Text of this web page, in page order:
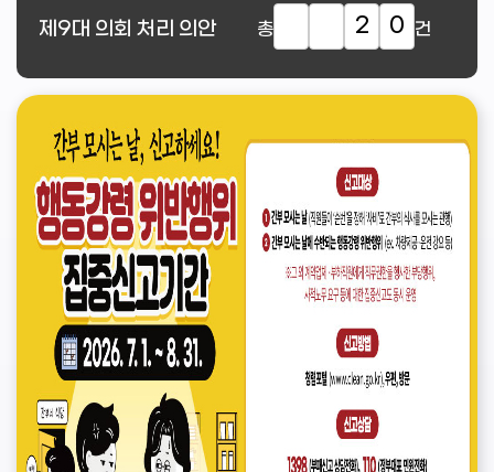
제9대 의회 처리 의안 총 2 0 건